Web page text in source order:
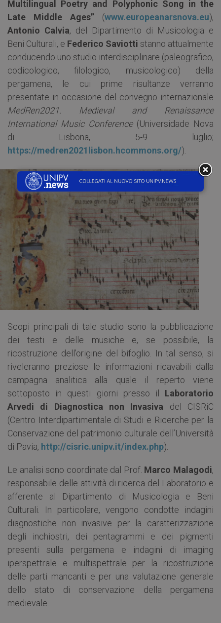
Multilingual Poetry and Polyphonic Song in the
Late Middle Ages” (www.europeanarsnova.eu),
Antonio Calvia, del Dipartimento di Musicologia e
Beni Culturali, e Federico Saviotti stanno attualmente
conducendo uno studio interdisciplinare (paleografico,
codicologico, filologico, musicologico) della
pergamena, le cui prime risultanze verranno
presentate in occasione del convegno internazionale
MedRen2021. Medieval and Renaissance
International Music Conference(Universidade Nova
di Lisbona, 5-9 luglio;
https://medren2021lisbon.hcommons.org/).
Scopi principali di tale studio sono la pubblicazione
dei testi e delle musiche e, se possibile, la
ricostruzione dell’origine del bifoglio. In tal senso, si
riveleranno preziose le informazioni ricavabili dalla
campagna analitica alla quale il reperto viene
sottoposto in questi giorni presso il Laboratorio
Arvedi di Diagnostica non Invasiva del CISRiC
(Centro Interdipartimentale di Studi e Ricerche per la
Conservazione del patrimonio culturale dell’Università
di Pavia, http://cisric.unipv.it/index.php).
Le analisi sono coordinate dal Prof. Marco Malagodi,
responsabile delle attività di ricerca del Laboratorio e
afferente al Dipartimento di Musicologia e Beni
Culturali. In particolare, vengono condotte indagini
diagnostiche non invasive per la caratterizzazione
degli inchiostri, dei pentagrammi e dei pigmenti
presenti sulla pergamena e indagini di imaging
iperspettrale e multispettrale per la ricostruzione
delle parti mancanti e per una valutazione generale
dello stato di conservazione della pergamena
medievale.